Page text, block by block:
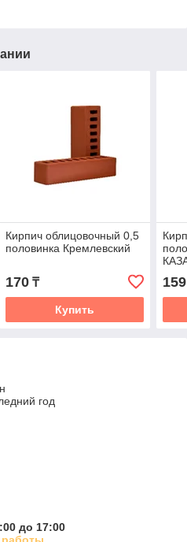
Кирпич облицовочный 0,5
половинка Кремлевский
170₸
Купить
159
год
до 17:00